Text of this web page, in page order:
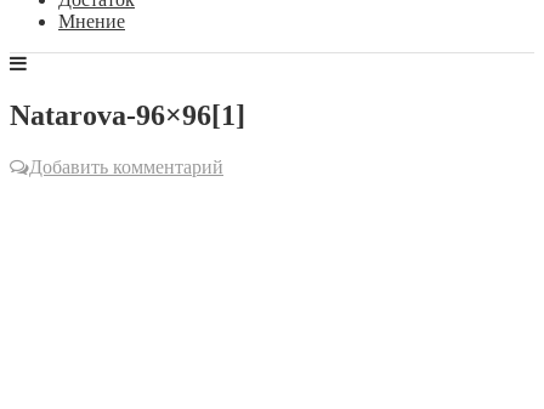
Мнение
Natarova-96×96[1]
Добавить комментарий